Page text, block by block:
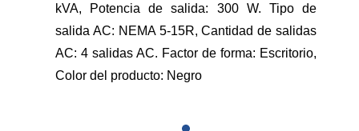
kVA, Potencia de salida: 300 W. Tipo de
salida AC: NEMA 5-15R, Cantidad de salidas
AC: 4 salidas AC. Factor de forma: Escritorio,
Color del producto: Negro